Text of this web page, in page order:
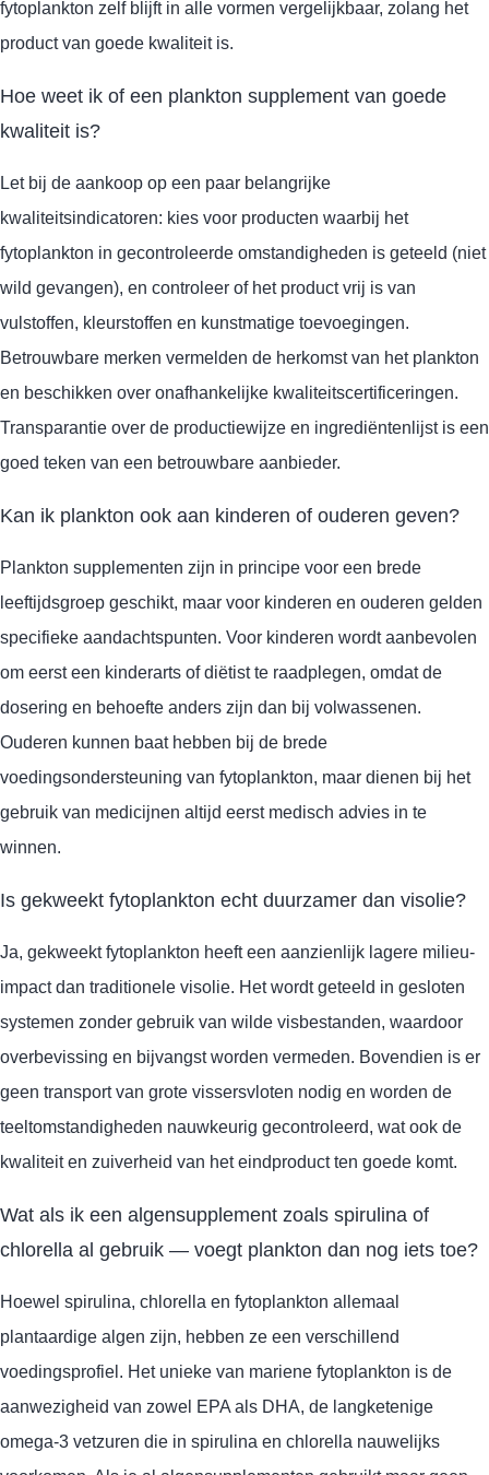
fytoplankton zelf blijft in alle vormen vergelijkbaar, zolang het
product van goede kwaliteit is.
Hoe weet ik of een plankton supplement van goede
kwaliteit is?
Let bij de aankoop op een paar belangrijke
kwaliteitsindicatoren: kies voor producten waarbij het
fytoplankton in gecontroleerde omstandigheden is geteeld (niet
wild gevangen), en controleer of het product vrij is van
vulstoffen, kleurstoffen en kunstmatige toevoegingen.
Betrouwbare merken vermelden de herkomst van het plankton
en beschikken over onafhankelijke kwaliteitscertificeringen.
Transparantie over de productiewijze en ingrediëntenlijst is een
goed teken van een betrouwbare aanbieder.
Kan ik plankton ook aan kinderen of ouderen geven?
Plankton supplementen zijn in principe voor een brede
leeftijdsgroep geschikt, maar voor kinderen en ouderen gelden
specifieke aandachtspunten. Voor kinderen wordt aanbevolen
om eerst een kinderarts of diëtist te raadplegen, omdat de
dosering en behoefte anders zijn dan bij volwassenen.
Ouderen kunnen baat hebben bij de brede
voedingsondersteuning van fytoplankton, maar dienen bij het
gebruik van medicijnen altijd eerst medisch advies in te
winnen.
Is gekweekt fytoplankton echt duurzamer dan visolie?
Ja, gekweekt fytoplankton heeft een aanzienlijk lagere milieu-
impact dan traditionele visolie. Het wordt geteeld in gesloten
systemen zonder gebruik van wilde visbestanden, waardoor
overbevissing en bijvangst worden vermeden. Bovendien is er
geen transport van grote vissersvloten nodig en worden de
teeltomstandigheden nauwkeurig gecontroleerd, wat ook de
kwaliteit en zuiverheid van het eindproduct ten goede komt.
Wat als ik een algensupplement zoals spirulina of
chlorella al gebruik — voegt plankton dan nog iets toe?
Hoewel spirulina, chlorella en fytoplankton allemaal
plantaardige algen zijn, hebben ze een verschillend
voedingsprofiel. Het unieke van mariene fytoplankton is de
aanwezigheid van zowel EPA als DHA, de langketenige
omega-3 vetzuren die in spirulina en chlorella nauwelijks